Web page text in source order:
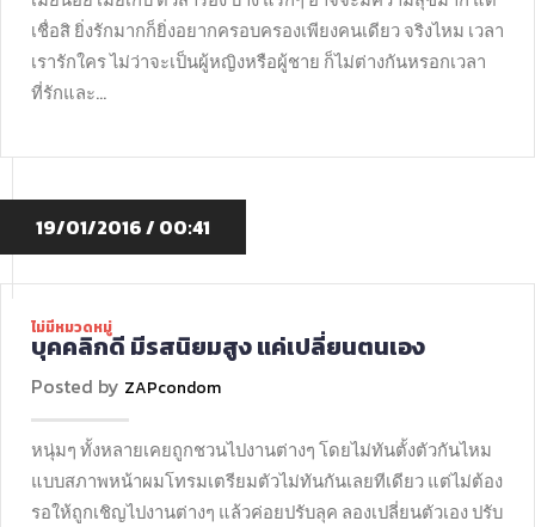
เชื่อสิ ยิ่งรักมากก็ยิ่งอยากครอบครองเพียงคนเดียว จริงไหม เวลา
เรารักใคร ไม่ว่าจะเป็นผู้หญิงหรือผู้ชาย ก็ไม่ต่างกันหรอกเวลา
ที่รักและ…
ไม่มีหมวดหมู่
บุคคลิกดี มีรสนิยมสูง แค่เปลี่ยนตนเอง
Posted by ZAPcondom
หนุ่มๆ ทั้งหลายเคยถูกชวนไปงานต่างๆ โดยไม่ทันตั้งตัวกันไหม
แบบสภาพหน้าผมโทรมเตรียมตัวไม่ทันกันเลยทีเดียว แต่ไม่ต้อง
รอให้ถูกเชิญไปงานต่างๆ แล้วค่อยปรับลุค ลองเปลี่ยนตัวเอง ปรับ
19/01/2016 / 00:41